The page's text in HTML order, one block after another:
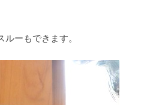
ーもできます。